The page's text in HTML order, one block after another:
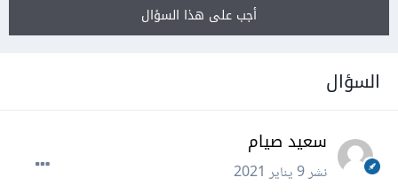
أجب على هذا السؤال
السؤال
سعيد صيام
نشر9 يناير 2021